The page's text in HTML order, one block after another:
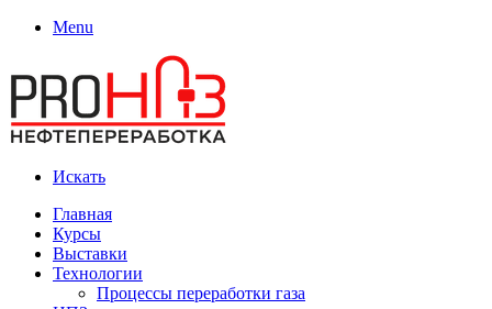
Menu
Искать
Главная
Курсы
Выставки
Технологии
Процессы переработки газа